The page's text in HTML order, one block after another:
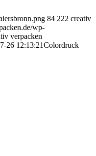
84 222 creativ
wp-
verpacken
26 12:13:21Colordruck